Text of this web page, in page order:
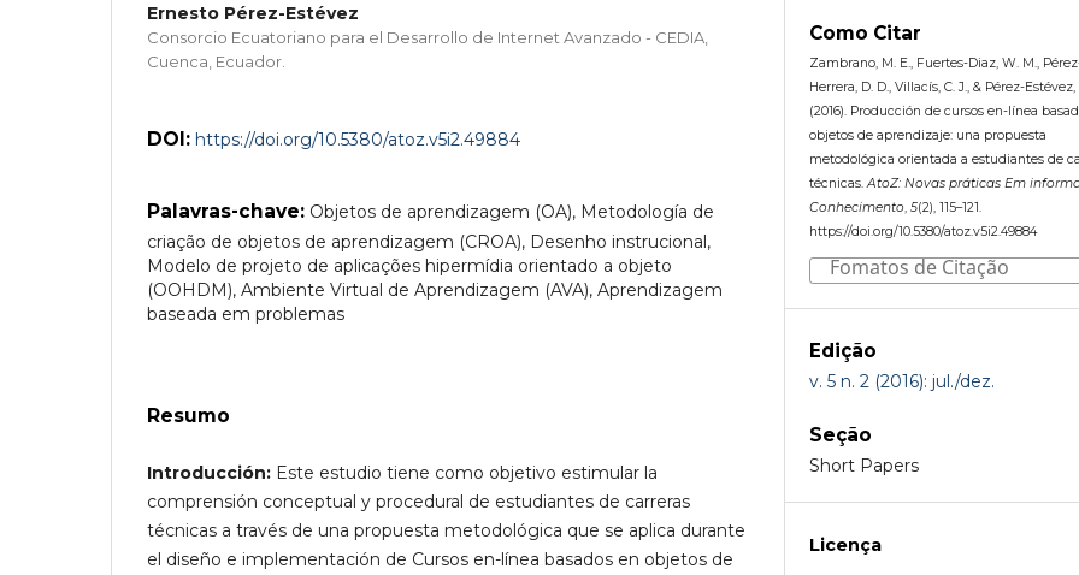
Ernesto Pérez-Estévez
Consorcio Ecuatoriano para el Desarrollo de Internet Avanzado - CEDIA,
Cuenca, Ecuador.
DOI: https://doi.org/10.5380/atoz.v5i2.49884
Palavras-chave: Objetos de aprendizagem (OA), Metodología de
criação de objetos de aprendizagem (CROA), Desenho instrucional,
Modelo de projeto de aplicações hipermídia orientado a objeto
(OOHDM), Ambiente Virtual de Aprendizagem (AVA), Aprendizagem
baseada em problemas
Resumo
Introducción: Este estudio tiene como objetivo estimular la
comprensión conceptual y procedural de estudiantes de carreras
técnicas a través de una propuesta metodológica que se aplica durante
el diseño e implementación de Cursos en-línea basados en objetos de
Como Citar
Zambrano, M. E., Fuertes-Diaz, W. M.,
Herrera, D. D., Villacís, C. J., & Pérez-Estévez,
(2016). Producción de cursos en-línea
objetos de aprendizaje: una propuesta
metodológica orientada a estudiantes de
técnicas.AtoZ: Novas práticas Em
Conhecimento,5(2), 115–121.
https://doi.org/10.5380/atoz.v5i2.49884
Fomatos de Citação
Edição
v. 5 n. 2 (2016): jul./dez.
Seção
Short Papers
Licença